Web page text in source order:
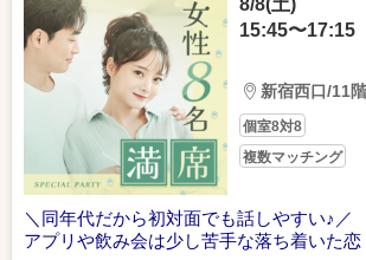
8/8(土)
15:45〜17:15
新宿西口/11階
個室8対8
複数マッチング
＼同年代だから初対面でも話しやすい♪／
アプリや飲み会は少し苦手な落ち着いた恋